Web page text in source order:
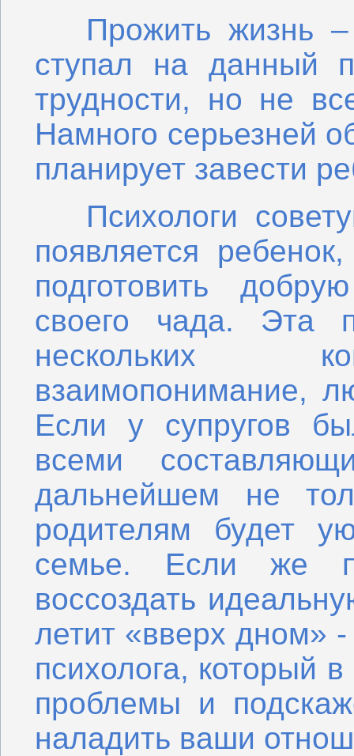
Прожить жизнь –
ступал на данный
трудности, но не
Намного серьезней
планирует завести
Психологи
появляется
подготовить
своего чада. Эта
нескольких
взаимопонимание,
Если у супругов
всеми
дальнейшем не
родителям будет
семье. Если же
воссоздать
летит «вверх дном»
психолога, который
проблемы и
наладить ваши